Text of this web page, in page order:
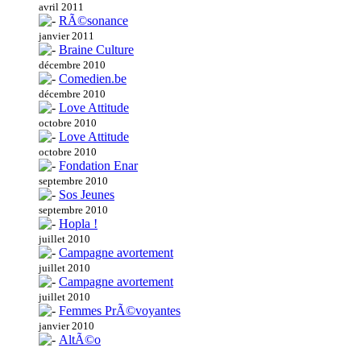
avril 2011
RÃ©sonance
janvier 2011
Braine Culture
décembre 2010
Comedien.be
décembre 2010
Love Attitude
octobre 2010
Love Attitude
octobre 2010
Fondation Enar
septembre 2010
Sos Jeunes
septembre 2010
Hopla !
juillet 2010
Campagne avortement
juillet 2010
Campagne avortement
juillet 2010
Femmes PrÃ©voyantes
janvier 2010
AltÃ©o